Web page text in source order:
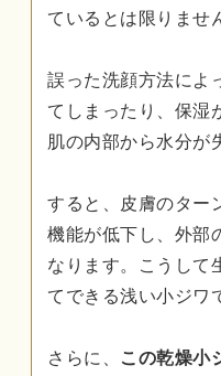
ているとは限りませ
誤った洗顔方法によ
てしまったり、保湿
肌の内部から水分が
すると、皮膚のター
機能が低下し、外部
なります。こうして
てできる浅い小ジワ
さらに、
この乾燥小